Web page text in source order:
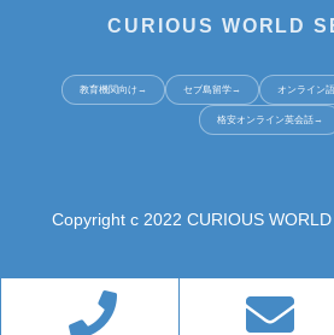
CURIOUS WORLD
教育機関向け → セブ島留学→ オンライン
格安オンライン英会話→
Copyright c 2022 CURIOUS WORLD